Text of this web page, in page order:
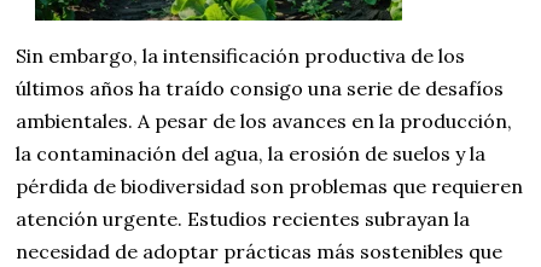
Sin embargo, la intensificación productiva de los
últimos años ha traído consigo una serie de desafíos
ambientales. A pesar de los avances en la producción,
la contaminación del agua, la erosión de suelos y la
pérdida de biodiversidad son problemas que requieren
atención urgente. Estudios recientes subrayan la
necesidad de adoptar prácticas más sostenibles que